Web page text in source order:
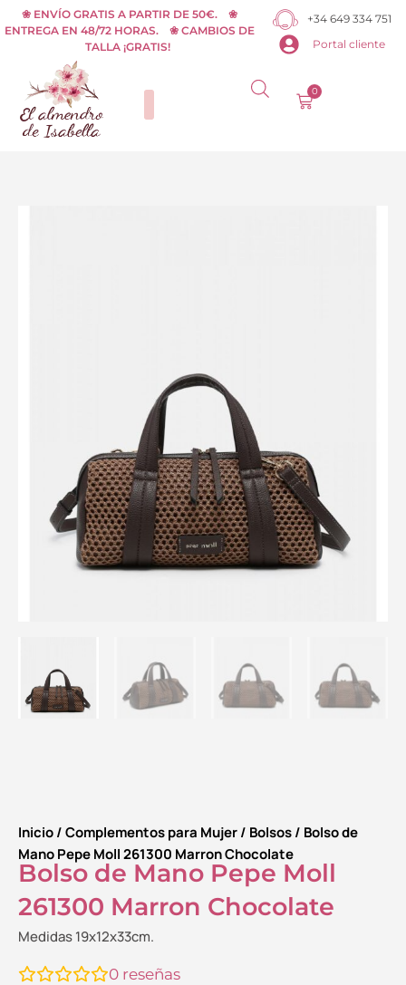
al
contenido
❀ ENVÍO GRATIS A PARTIR DE 50€. ❀
ENTREGA EN 48/72 HORAS. ❀ CAMBIOS DE
TALLA ¡GRATIS!
+34 649 334 751
Portal cliente
0
Carrito
Inicio/Complementos para Mujer/ Bolsos/ Bolso de
Mano Pepe Moll 261300 Marron Chocolate
Bolso de Mano Pepe Moll
261300 Marron Chocolate
Medidas 19x12x33cm.
0 reseñas